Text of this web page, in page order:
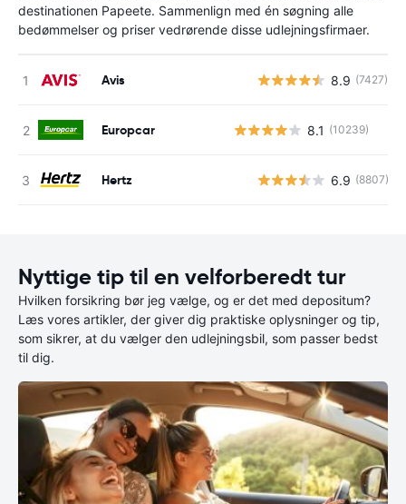
destinationen Papeete. Sammenlign med én søgning alle
bedømmelser og priser vedrørende disse udlejningsfirmaer.
Avis 8.9 (7427)
Europcar 8.1 (10239)
Hertz 6.9 (8807)
Nyttige tip til en velforberedt tur
Hvilken forsikring bør jeg vælge, og er det med depositum?
Læs vores artikler, der giver dig praktiske oplysninger og tip,
som sikrer, at du vælger den udlejningsbil, som passer bedst
til dig.